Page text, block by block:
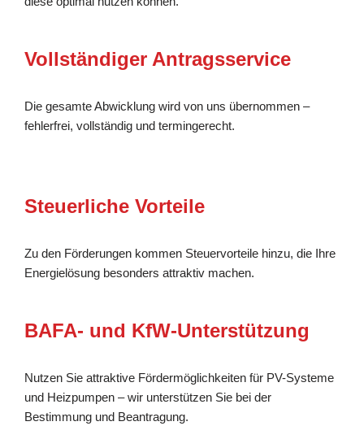
Vollständiger Antragsservice
Die gesamte Abwicklung wird von uns übernommen –
fehlerfrei, vollständig und termingerecht.
Steuerliche Vorteile
Zu den Förderungen kommen Steuervorteile hinzu, die Ihre
Energielösung besonders attraktiv machen.
BAFA- und KfW-Unterstützung
Nutzen Sie attraktive Fördermöglichkeiten für PV-Systeme
und Heizpumpen – wir unterstützen Sie bei der
Bestimmung und Beantragung.